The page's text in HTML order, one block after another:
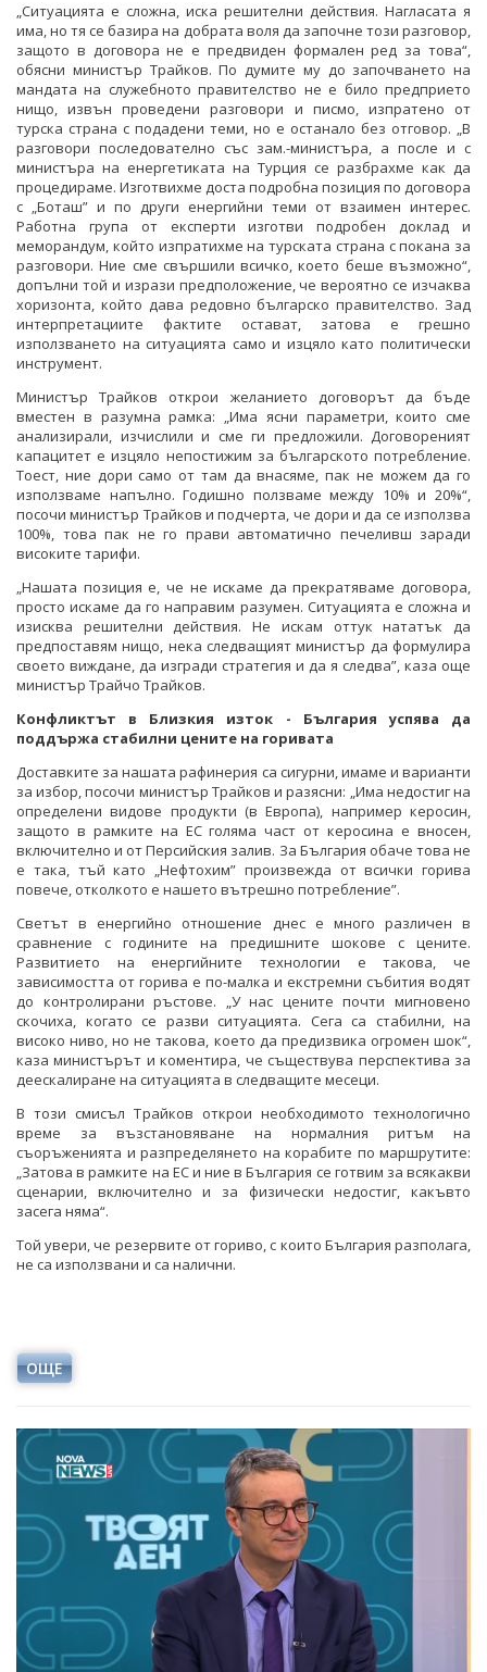
„Ситуацията е сложна, иска решителни действия. Нагласата я
има, но тя се базира на добрата воля да започне този разговор,
защото в договора не е предвиден формален ред за това“,
обясни министър Трайков. По думите му до започването на
мандата на служебното правителство не е било предприето
нищо, извън проведени разговори и писмо, изпратено от
турска страна с подадени теми, но е останало без отговор. „В
разговори последователно със зам.-министъра, а после и с
министъра на енергетиката на Турция се разбрахме как да
процедираме. Изготвихме доста подробна позиция по договора
с „Боташ” и по други енергийни теми от взаимен интерес.
Работна група от експерти изготви подробен доклад и
меморандум, който изпратихме на турската страна с покана за
разговори. Ние сме свършили всичко, което беше възможно“,
допълни той и изрази предположение, че вероятно се изчаква
хоризонта, който дава редовно българско правителство. Зад
интерпретациите фактите остават, затова е грешно
използването на ситуацията само и изцяло като политически
инструмент.
Министър Трайков открои желанието договорът да бъде
вместен в разумна рамка: „Има ясни параметри, които сме
анализирали, изчислили и сме ги предложили. Договореният
капацитет е изцяло непостижим за българското потребление.
Тоест, ние дори само от там да внасяме, пак не можем да го
използваме напълно. Годишно ползваме между 10% и 20%“,
посочи министър Трайков и подчерта, че дори и да се използва
100%, това пак не го прави автоматично печеливш заради
високите тарифи.
„Нашата позиция е, че не искаме да прекратяваме договора,
просто искаме да го направим разумен. Ситуацията е сложна и
изисква решителни действия. Не искам оттук нататък да
предпоставям нищо, нека следващият министър да формулира
своето виждане, да изгради стратегия и да я следва”, каза още
министър Трайчо Трайков.
Конфликтът в Близкия изток - България успява да
поддържа стабилни цените на горивата
Доставките за нашата рафинерия са сигурни, имаме и варианти
за избор, посочи министър Трайков и разясни: „Има недостиг на
определени видове продукти (в Европа), например керосин,
защото в рамките на ЕС голяма част от керосина е вносен,
включително и от Персийския залив. За България обаче това не
е така, тъй като „Нефтохим” произвежда от всички горива
повече, отколкото е нашето вътрешно потребление”.
Светът в енергийно отношение днес е много различен в
сравнение с годините на предишните шокове с цените.
Развитието на енергийните технологии е такова, че
зависимостта от горива е по-малка и екстремни събития водят
до контролирани ръстове. „У нас цените почти мигновено
скочиха, когато се разви ситуацията. Сега са стабилни, на
високо ниво, но не такова, което да предизвика огромен шок“,
каза министърът и коментира, че съществува перспектива за
деескалиране на ситуацията в следващите месеци.
В този смисъл Трайков открои необходимото технологично
време за възстановяване на нормалния ритъм на
съоръженията и разпределянето на корабите по маршрутите:
„Затова в рамките на ЕС и ние в България се готвим за всякакви
сценарии, включително и за физически недостиг, какъвто
засега няма“.
Той увери, че резервите от гориво, с които България разполага,
не са използвани и са налични.
ОЩЕ